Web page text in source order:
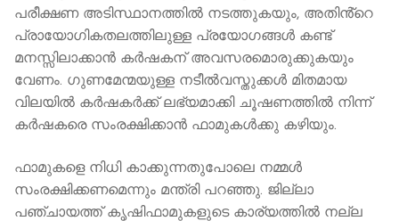
പരീക്ഷണ അടിസ്ഥാനത്തിൽ നടത്തുകയും, അതിൻ്റെ
പ്രായോഗികതലത്തിലുള്ള പ്രയോഗങ്ങൾ കണ്ട്
മനസ്സിലാക്കാൻ കർഷകന് അവസരമൊരുക്കുകയും
വേണം. ഗുണമേന്മയുള്ള നടീൽവസ്തുക്കൾ മിതമായ
വിലയിൽ കർഷകർക്ക് ലഭ്യമാക്കി ചൂഷണത്തിൽ നിന്ന്
കർഷകരെ സംരക്ഷിക്കാന്‍ ഫാമുകള്‍ക്കു കഴിയും.
ഫാമുകളെ നിധി കാക്കുന്നതുപോലെ നമ്മൾ
സംരക്ഷിക്കണമെന്നും മന്ത്രി പറഞ്ഞു. ജില്ലാ
പഞ്ചായത്ത് കൃഷിഫാമുകളുടെ കാര്യത്തിൽ നല്ല